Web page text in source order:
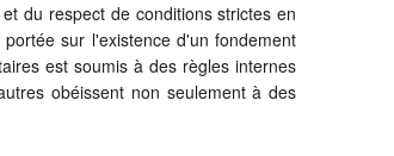
du respect de conditions strictes en
sur l'existence d'un fondement
est soumis à des règles internes
obéissent non seulement à des